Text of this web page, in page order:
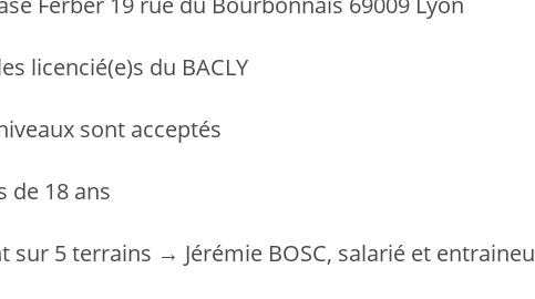
licencié(e)s du BACLY
sont acceptés
de 18 ans
sur 5 terrains → Jérémie BOSC, salarié et